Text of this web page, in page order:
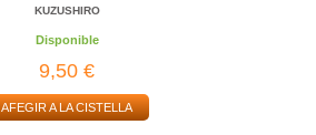
KUZUSHIRO
Disponible
9,50 €
AFEGIR A LA CISTELLA